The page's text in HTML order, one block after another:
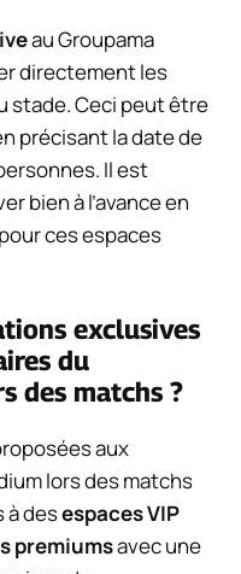
au Groupama
directement les
stade. Ceci peut être
précisant la date de
Il est
bien à l’avance en
pour ces espaces
exclusives
du
des matchs ?
aux
lors des matchs
à desespaces VIP
premiumsavec une